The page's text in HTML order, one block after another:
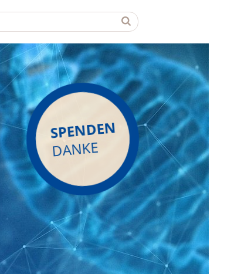
SPENDEN
DANKE